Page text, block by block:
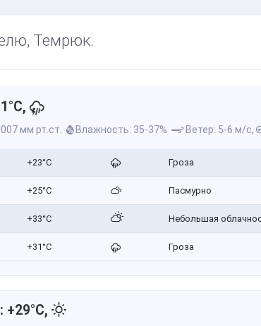
Темрюк.
мм рт.ст. Влажность: 35-37% Ветер: 5-6 м/с,
+23°C Гроза
+25°C Пасмурно
+33°C Небольшая
+31°C Гроза
+29°C,